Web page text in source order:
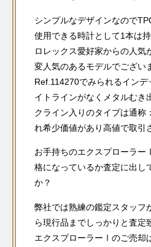
シンプルなデザインなので
使用できる時計として1本は
ロレックス愛好家からの人気
変人気のあるモデルでござい
Ref.114270でみられるイン
イトラインがなくメタルむき
クライン入りのタイプは通称
れ希少価値があり高値で取引
お手持ちのエクスプローラ
格になっているか査定に出し
か？
弊社では熟練の鑑定スタッフ
ら現行品までしっかりと査定
エクスプローラーⅠのご売却